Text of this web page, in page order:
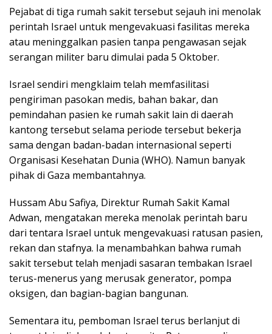
Pejabat di tiga rumah sakit tersebut sejauh ini menolak
perintah Israel untuk mengevakuasi fasilitas mereka
atau meninggalkan pasien tanpa pengawasan sejak
serangan militer baru dimulai pada 5 Oktober.
Israel sendiri mengklaim telah memfasilitasi
pengiriman pasokan medis, bahan bakar, dan
pemindahan pasien ke rumah sakit lain di daerah
kantong tersebut selama periode tersebut bekerja
sama dengan badan-badan internasional seperti
Organisasi Kesehatan Dunia (WHO). Namun banyak
pihak di Gaza membantahnya.
Hussam Abu Safiya, Direktur Rumah Sakit Kamal
Adwan, mengatakan mereka menolak perintah baru
dari tentara Israel untuk mengevakuasi ratusan pasien,
rekan dan stafnya. Ia menambahkan bahwa rumah
sakit tersebut telah menjadi sasaran tembakan Israel
terus-menerus yang merusak generator, pompa
oksigen, dan bagian-bagian bangunan.
Sementara itu, pemboman Israel terus berlanjut di